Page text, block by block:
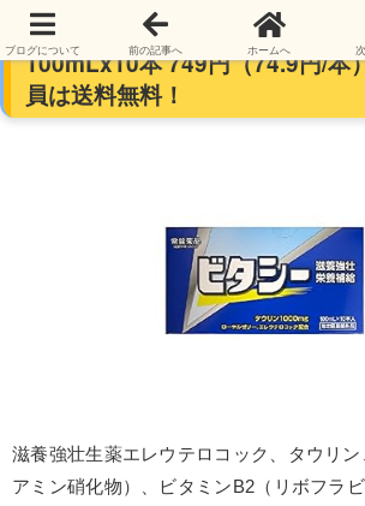
常盤薬品工業 栄養ドリンク ビタ
100mLx10本 749円（74.9円/本
員は送料無料！
滋養強壮生薬エレウテロコック、タウリ
アミン硝化物）、ビタミンB2（リボフラ
ブログについて 前の記事へ ホームへ